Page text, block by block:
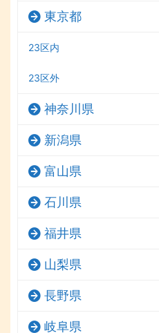
東京都
23区内
23区外
神奈川県
新潟県
富山県
石川県
福井県
山梨県
長野県
岐阜県